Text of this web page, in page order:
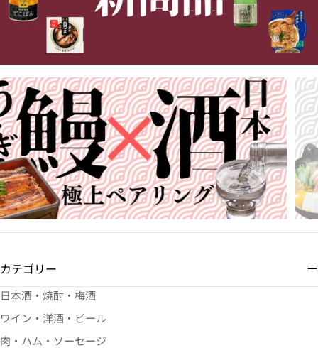
カテゴリー
日本酒・焼酎・梅酒
ワイン・洋酒・ビール
肉・ハム・ソーセージ